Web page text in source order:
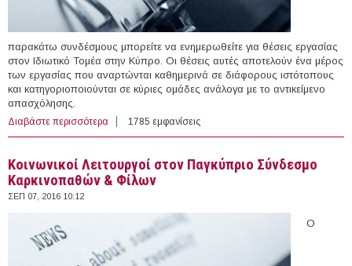
παρακάτω συνδέσμους μπορείτε να ενημερωθείτε για θέσεις εργασίας
στον Ιδιωτικό Τομέα στην Κύπρο. Οι θέσεις αυτές αποτελούν ένα μέρος
των εργασίας που αναρτώνται καθημερινά σε διάφορους ιστότοπους
και κατηγοριοποιούνται σε κύριες ομάδες ανάλογα με το αντικείμενο
απασχόλησης.
Διαβάστε περισσότερα για 106 θέσεις εργασίας στον Ιδιωτικό Τομέα στην
Κύπρο (09/09/2016)
1785 εμφανίσεις
Koινωνικοί Λειτουργοί στον Παγκύπριο Σύνδεσμο
Καρκινοπαθών & Φίλων
ΣΕΠ 07, 2016 10:12
Ο